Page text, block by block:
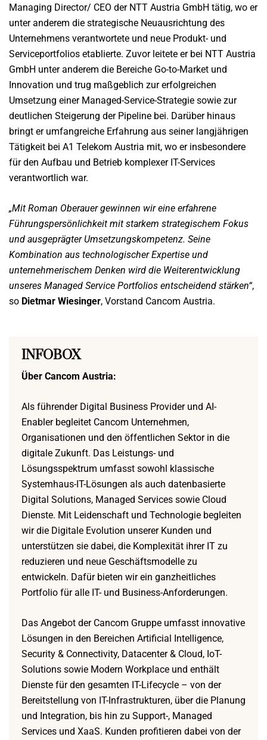
Managing Director/ CEO der NTT Austria GmbH tätig, wo er
unter anderem die strategische Neuausrichtung des
Unternehmens verantwortete und neue Produkt- und
Serviceportfolios etablierte. Zuvor leitete er bei NTT Austria
GmbH unter anderem die Bereiche Go-to-Market und
Innovation und trug maßgeblich zur erfolgreichen
Umsetzung einer Managed-Service-Strategie sowie zur
deutlichen Steigerung der Pipeline bei. Darüber hinaus
bringt er umfangreiche Erfahrung aus seiner langjährigen
Tätigkeit bei A1 Telekom Austria mit, wo er insbesondere
für den Aufbau und Betrieb komplexer IT-Services
verantwortlich war.
„Mit Roman Oberauer gewinnen wir eine erfahrene
Führungspersönlichkeit mit starkem strategischem Fokus
und ausgeprägter Umsetzungskompetenz. Seine
Kombination aus technologischer Expertise und
unternehmerischem Denken wird die Weiterentwicklung
unseres Managed Service Portfolios entscheidend stärken“,
so Dietmar Wiesinger, Vorstand Cancom Austria.
INFOBOX
Über Cancom Austria:
Als führender Digital Business Provider und AI-
Enabler begleitet Cancom Unternehmen,
Organisationen und den öffentlichen Sektor in die
digitale Zukunft. Das Leistungs- und
Lösungsspektrum umfasst sowohl klassische
Systemhaus-IT-Lösungen als auch datenbasierte
Digital Solutions, Managed Services sowie Cloud
Dienste. Mit Leidenschaft und Technologie begleiten
wir die Digitale Evolution unserer Kunden und
unterstützen sie dabei, die Komplexität ihrer IT zu
reduzieren und neue Geschäftsmodelle zu
entwickeln. Dafür bieten wir ein ganzheitliches
Portfolio für alle IT- und Business-Anforderungen.
Das Angebot der Cancom Gruppe umfasst innovative
Lösungen in den Bereichen Artificial Intelligence,
Security & Connectivity, Datacenter & Cloud, IoT-
Solutions sowie Modern Workplace und enthält
Dienste für den gesamten IT-Lifecycle – von der
Bereitstellung von IT-Infrastrukturen, über die Planung
und Integration, bis hin zu Support-, Managed
Services und XaaS. Kunden profitieren dabei von der